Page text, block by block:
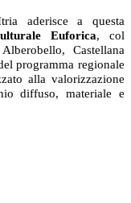
aderisce a questa
Euforica, col
Castellana
programma regionale
alla valorizzazione
diffuso, materiale e